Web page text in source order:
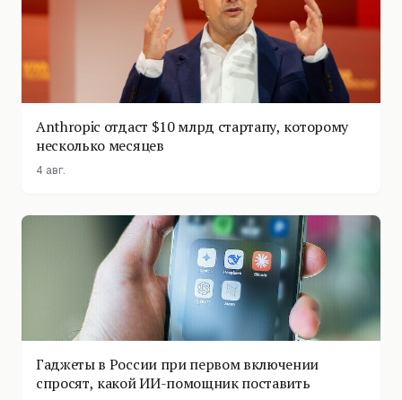
Anthropic отдаст $10 млрд стартапу, которому
несколько месяцев
4 авг.
Гаджеты в России при первом включении
спросят, какой ИИ-помощник поставить